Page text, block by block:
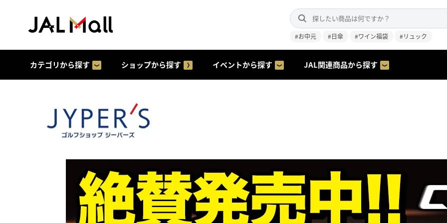
#お中元 #日傘 #ワイン福袋 #リュック
カテゴリから探す ショップから探す イベントから探す JAL関連商品から探す